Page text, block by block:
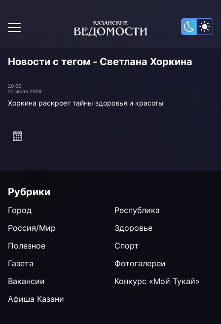
Новости с тегом - Светлана Хоркина
20:00
27 июля 2009
Хоркина раскроет тайны здоровья и красоты
Рубрики
Город
Республика
Россия/Мир
Здоровье
Полезное
Спорт
Газета
Фотогалереи
Вакансии
Конкурс «Мой Тукай»
Афиша Казани